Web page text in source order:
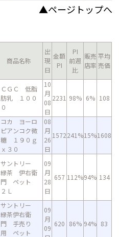
▲ページトップへ
商品名称
出
現
日
金額
PI
PI
前週
比
販売
店率
平均
売価
ＣＧＣ 低脂
肪乳 １００
０
10
月
08
日
2231 98% 6% 108
コカ ヨーロ
ピアンコク微
糖 １９０ｇ
ｘ３０
08
月
26
日
1572241%15%1608
サントリー
緑茶 伊右衛
門 ペット
２Ｌ
09
月
28
日
657 112%94% 134
サントリー
緑茶伊右衛
門 手売り
用 ペット
09
月
09
620 86% 94% 83